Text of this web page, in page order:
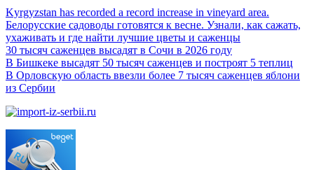
Kyrgyzstan has recorded a record increase in vineyard area.
Белорусские садоводы готовятся к весне. Узнали, как сажать,
ухаживать и где найти лучшие цветы и саженцы
30 тысяч саженцев высадят в Сочи в 2026 году
В Бишкеке высадят 50 тысяч саженцев и построят 5 теплиц
В Орловскую область ввезли более 7 тысяч саженцев яблони
из Сербии